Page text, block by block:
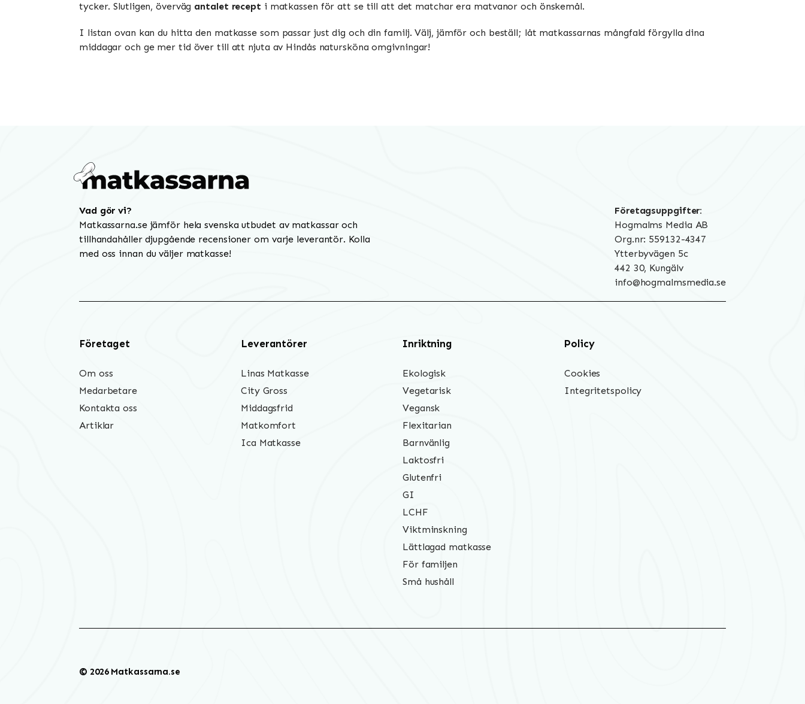
tycker. Slutligen, överväg antalet recept i matkassen för att se till att det matchar era matvanor och önskemål.
I listan ovan kan du hitta den matkasse som passar just dig och din familj. Välj, jämför och beställ; låt matkassarnas mångfald förgylla dina
middagar och ge mer tid över till att njuta av Hindås natursköna omgivningar!
Vad gör vi?
Matkassarna.se jämför hela svenska utbudet av matkassar och
tillhandahåller djupgående recensioner om varje leverantör. Kolla
med oss innan du väljer matkasse!
Företagsuppgifter:
Hogmalms Media AB
Org.nr: 559132-4347
Ytterbyvägen 5c
442 30, Kungälv
info@hogmalmsmedia.se
Företaget
Om oss
Medarbetare
Kontakta oss
Artiklar
Leverantörer
Linas Matkasse
City Gross
Middagsfrid
Matkomfort
Ica Matkasse
Inriktning
Ekologisk
Vegetarisk
Vegansk
Flexitarian
Barnvänlig
Laktosfri
Glutenfri
GI
LCHF
Viktminskning
Lättlagad matkasse
För familjen
Små hushåll
Policy
Cookies
Integritetspolicy
© 2026 Matkassarna.se